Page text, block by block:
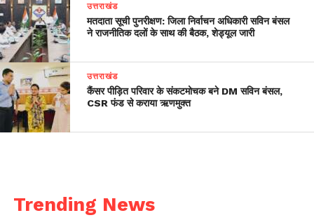
उत्तराखंड
मतदाता सूची पुनरीक्षण: जिला निर्वाचन अधिकारी सविन बंसल
ने राजनीतिक दलों के साथ की बैठक, शेड्यूल जारी
उत्तराखंड
कैंसर पीड़ित परिवार के संकटमोचक बने DM सविन बंसल,
CSR फंड से कराया ऋणमुक्त
Trending News